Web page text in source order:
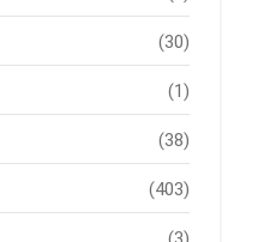
(30)
(1)
(38)
(403)